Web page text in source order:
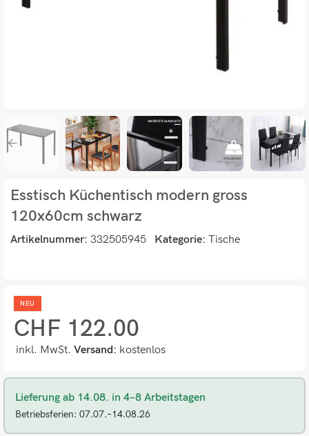
Esstisch Küchentisch modern gross
120x60cm schwarz
Artikelnummer: 332505945 Kategorie: Tische
NEU
CHF 122.00
inkl. MwSt. Versand: kostenlos
Lieferung ab 14.08. in 4–8 Arbeitstagen
Betriebsferien: 07.07.–14.08.26